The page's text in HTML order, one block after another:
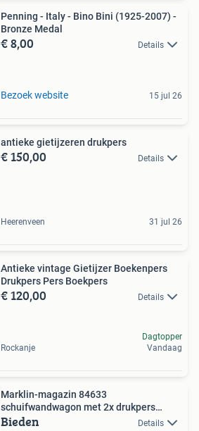
Penning - Italy - Bino Bini (1925-2007) -
Bronze Medal
€ 8,00 Details
Bezoek website 15 jul 26
antieke gietijzeren drukpers
€ 150,00 Details
Heerenveen 31 jul 26
Antieke vintage Gietijzer Boekenpers
Drukpers Pers Boekpers
€ 120,00 Details
Rockanje
Dagtopper
Vandaag
Marklin-magazin 84633
schuifwandwagon met 2x drukpers
(#871)
Bieden Details